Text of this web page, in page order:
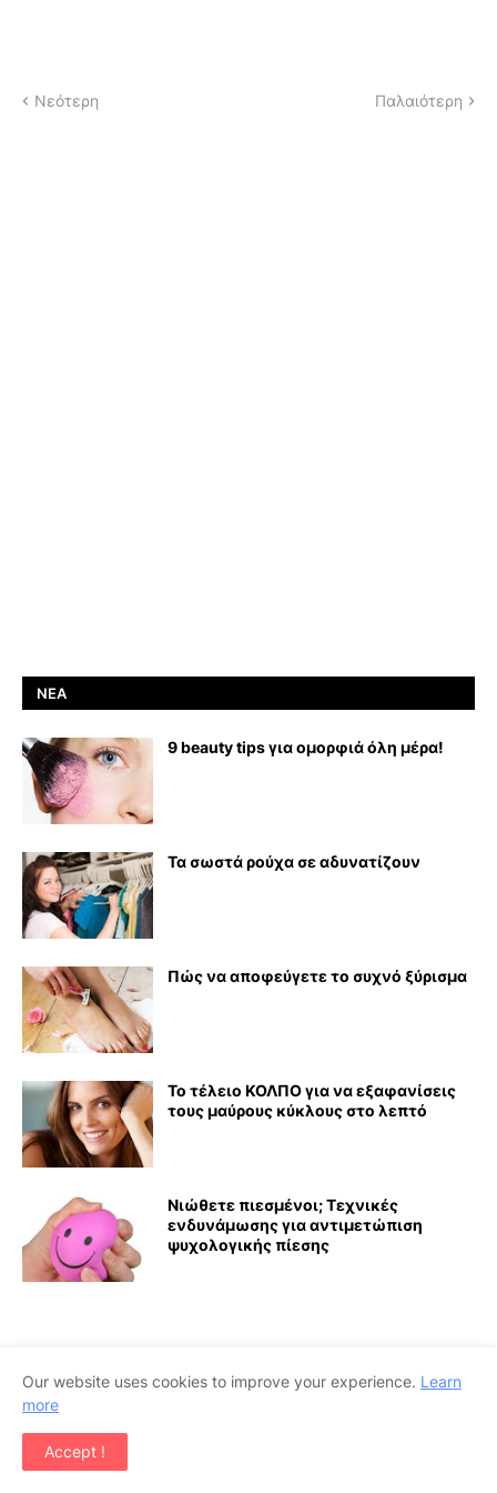
Νεότερη Παλαιότερη
ΝΈΑ
9 beauty tips για ομορφιά όλη μέρα!
Τα σωστά ρούχα σε αδυνατίζουν
Πώς να αποφεύγετε το συχνό ξύρισμα
Το τέλειο ΚΟΛΠΟ για να εξαφανίσεις
τους μαύρους κύκλους στο λεπτό
Νιώθετε πιεσμένοι; Τεχνικές
ενδυνάμωσης για αντιμετώπιση
ψυχολογικής πίεσης
Our website uses cookies to improve your experience. Learn
more
Accept !